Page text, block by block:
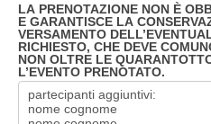
LA PRENOTAZIONE NON È
E GARANTISCE LA
VERSAMENTO
RICHIESTO, CHE DEVE
NON OLTRE LE
L’EVENTO PRENOTATO.